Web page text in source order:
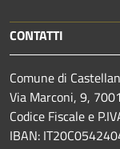
CONTATTI
Comune di
Via Marconi, 9,
Codice Fiscale e
IBAN: